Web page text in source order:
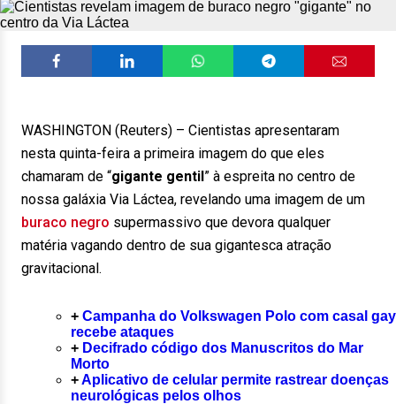
WASHINGTON (Reuters) – Cientistas apresentaram
nesta quinta-feira a primeira imagem do que eles
chamaram de “gigante gentil” à espreita no centro de
nossa galáxia Via Láctea, revelando uma imagem de um
buraco negro supermassivo que devora qualquer
matéria vagando dentro de sua gigantesca atração
gravitacional.
+ Campanha do Volkswagen Polo com casal gay
recebe ataques
+ Decifrado código dos Manuscritos do Mar
Morto
+Aplicativo de celular permite rastrear doenças
neurológicas pelos olhos